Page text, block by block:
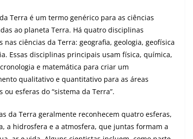
Terra é um termo genérico para as ciências
ao planeta Terra. Há quatro disciplinas
nas ciências da Terra: geografia, geologia, geofísica
Essas disciplinas principais usam física, química,
e matemática para criar um
qualitativo e quantitativo para as áreas
ou esferas do “sistema da Terra”.
da Terra geralmente reconhecem quatro esferas,
a hidrosfera e a atmosfera, que juntas formam a